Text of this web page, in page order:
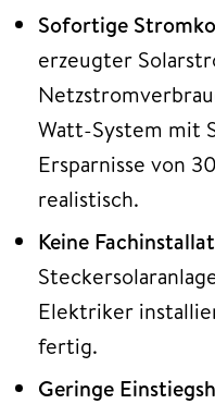
Sofortige
erzeugter
Watt-System mit
Ersparnisse von
realistisch.
Keine
Elektriker
fertig.
Geringe